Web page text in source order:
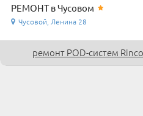
РЕМОНТ в Чусовом
Чусовой, Ленина 28
ремонт POD-систем